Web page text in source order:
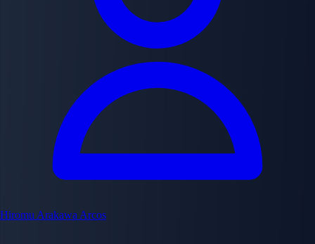
Hiromu Arakawa Arcos